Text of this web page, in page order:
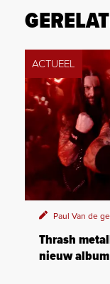
ACTUEEL
Paul Van de
Thrash
nieuw album